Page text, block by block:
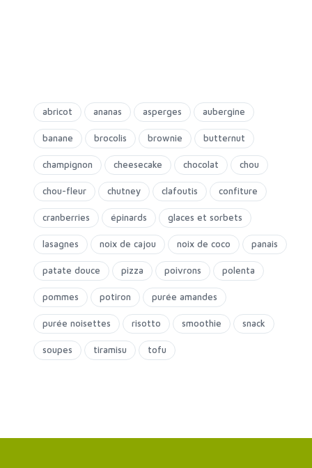
abricot ananas asperges aubergine
banane brocolis brownie butternut
champignon cheesecake chocolat chou
chou-fleur chutney clafoutis confiture
cranberries épinards glaces et sorbets
lasagnes noix de cajou noix de coco panais
patate douce pizza poivrons polenta
pommes potiron purée amandes
purée noisettes risotto smoothie snack
soupes tiramisu tofu